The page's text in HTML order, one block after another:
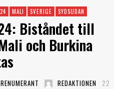
MALI SVERIGE SYDSUDAN
Biståndet till
och Burkina
REDAKTIONEN
22